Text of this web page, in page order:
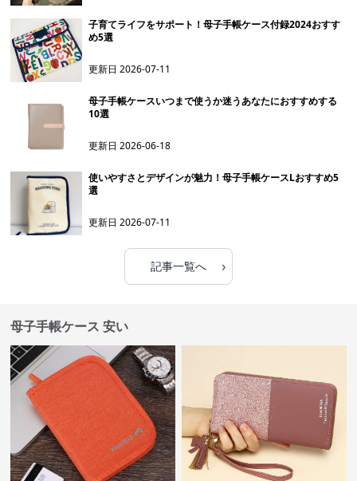
子育てライフをサポート！母子手帳ケース付録2024おすす
め5選
更新日2026-07-11
母子手帳ケースいつまで使うか迷うあなたにおすすめする
10選
更新日2026-06-18
使いやすさとデザインが魅力！母子手帳ケースLおすすめ5
選
更新日2026-07-11
記事一覧へ ›
母子手帳ケース 安い